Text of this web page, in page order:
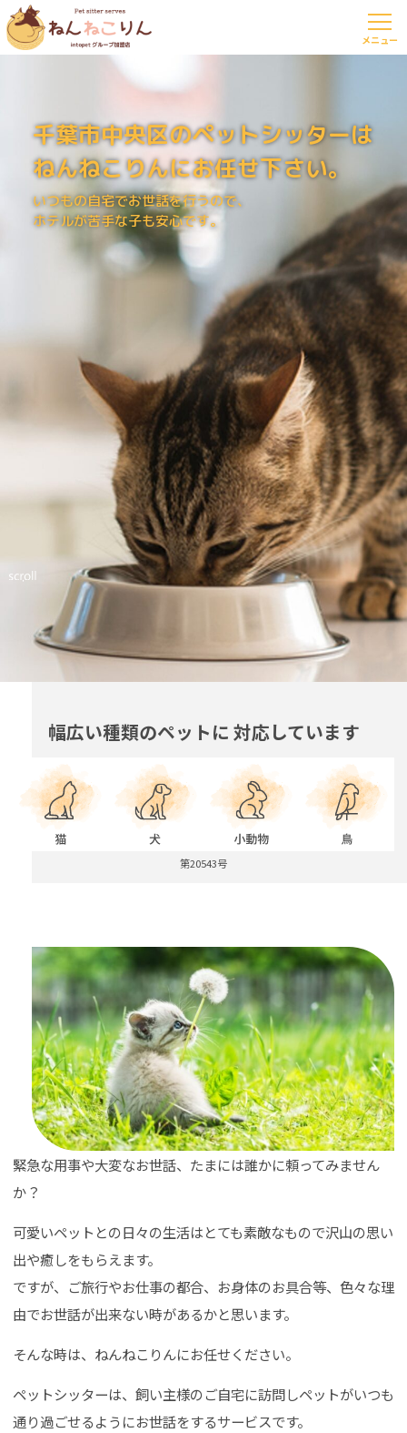
千葉市中央区のペットシッターは
ねんねこりんにお任せ下さい。
いつもの自宅でお世話を行うので、
ホテルが苦手な子も安心です。
幅広い種類のペットに 対応しています
第20543号
緊急な用事や大変なお世話、たまには誰かに頼ってみません
か？
可愛いペットとの日々の生活はとても素敵なもので沢山の思い
出や癒しをもらえます。
ですが、ご旅行やお仕事の都合、お身体のお具合等、色々な理
由でお世話が出来ない時があるかと思います。
そんな時は、ねんねこりんにお任せください。
ペットシッターは、飼い主様のご自宅に訪問しペットがいつも
通り過ごせるようにお世話をするサービスです。